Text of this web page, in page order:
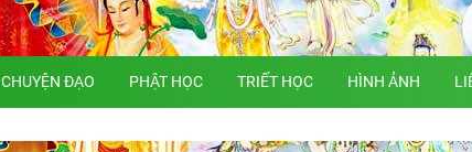
CHUYỆN ĐẠO PHẬT HỌC TRIẾT HỌC HÌNH ẢNH